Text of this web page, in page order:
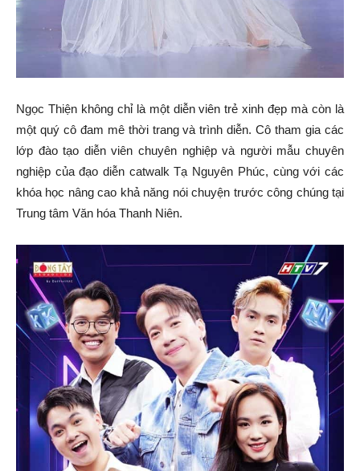
Ngọc Thiện không chỉ là một diễn viên trẻ xinh đẹp mà còn là
một quý cô đam mê thời trang và trình diễn. Cô tham gia các
lớp đào tạo diễn viên chuyên nghiệp và người mẫu chuyên
nghiệp của đạo diễn catwalk Tạ Nguyên Phúc, cùng với các
khóa học nâng cao khả năng nói chuyện trước công chúng tại
Trung tâm Văn hóa Thanh Niên.